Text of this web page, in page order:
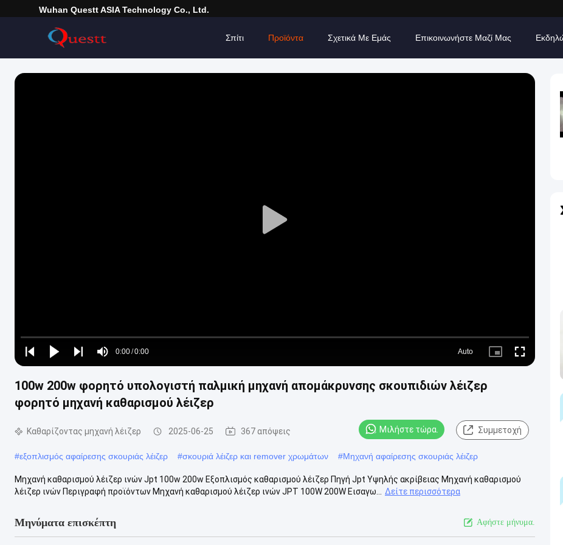
Wuhan Questt ASIA Technology Co., Ltd.
Σπίτι Προϊόντα Σχετικά Με Εμάς Επικοινωνήστε Μαζί Μας
Play
Play
Play
Play
Mute
Time
0:00/0:00
Loaded:
0%
Auto
Picture- Fullscreen
100w 200w φορητό υπολογιστή παλμική μηχανή απομάκρυνσης σκουπιδιών λέιζερ
φορητό μηχανή καθαρισμού λέιζερ
Καθαρίζοντας μηχανή λέιζερ 2025-06-25 367 απόψεις Μιλήστε τώρα. Συμμετοχή
#εξοπλισμός αφαίρεσης σκουριάς λέιζερ #σκουριά λέιζερ και remover χρωμάτων #Μηχανή αφαίρεσης σκουριάς λέιζερ
​Μηχανή καθαρισμού λέιζερ ινών Jpt 100w 200w Εξοπλισμός καθαρισμού λέιζερ Πηγή Jpt Υψηλής ακρίβειας Μηχανή καθαρισμού
λέιζερ ινών Περιγραφή προϊόντων Μηχανή καθαρισμού λέιζερ ινών JPT 100W 200W Εισαγω...
Δείτε περισσότερα
Μηνύματα επισκέπτη Αφήστε μήνυμα.